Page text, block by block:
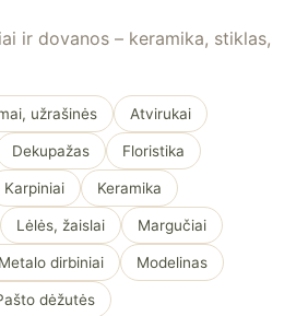
ir dovanos – keramika, stiklas,
užrašinės Atvirukai
Dekupažas Floristika
Karpiniai Keramika
Lėlės, žaislai Margučiai
Metalo dirbiniai Modelinas
dėžutės